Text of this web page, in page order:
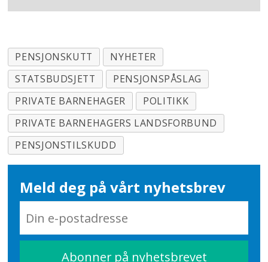
PENSJONSKUTT
NYHETER
STATSBUDSJETT
PENSJONSPÅSLAG
PRIVATE BARNEHAGER
POLITIKK
PRIVATE BARNEHAGERS LANDSFORBUND
PENSJONSTILSKUDD
Meld deg på vårt nyhetsbrev